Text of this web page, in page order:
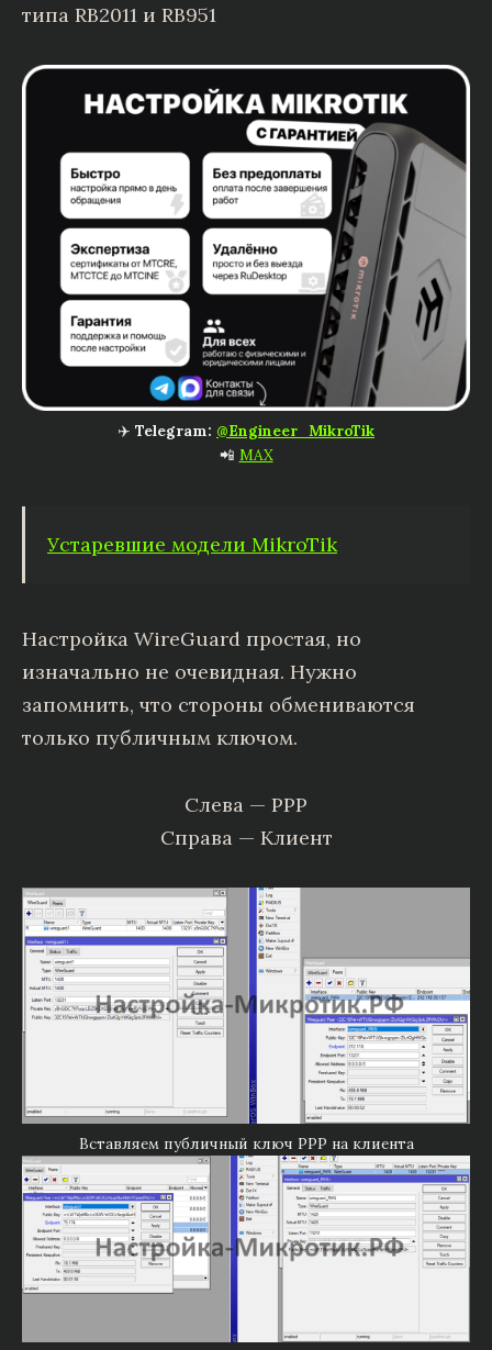
типа RB2011 и RB951
✈️ Telegram: @Engineer_MikroTik
📲 MAX
Устаревшие модели MikroTik
Настройка WireGuard простая, но
изначально не очевидная. Нужно
запомнить, что стороны обмениваются
только публичным ключом.
Слева — PPP
Справа — Клиент
Вставляем публичный ключ PPP на клиента